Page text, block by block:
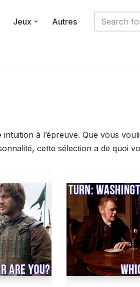
Jeux Autres
à l’épreuve. Que vous
cette sélection a de quoi